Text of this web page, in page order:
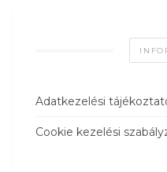
Adatkezelési
Cookie kezelési